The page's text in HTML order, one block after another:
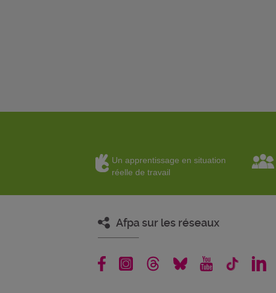
Un apprentissage en situation
réelle de travail
Afpa sur les réseaux